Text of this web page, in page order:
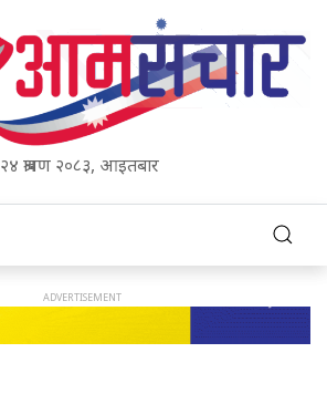
२४ श्रावण २०८३, आइतबार